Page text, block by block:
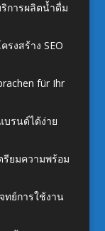
การผลิตน้ำดื่ม
งสร้าง SEO
für Ihr
บรนด์ได้ง่าย
รียมความพร้อม
ทย์การใช้งาน